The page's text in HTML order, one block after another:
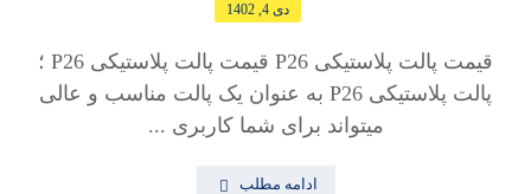
دی 4, 1402
قیمت پالت پلاستیکی P26 قیمت پالت پلاستیکی P26 ؛
پالت پلاستیکی P26 به عنوان یک پالت مناسب و عالی
میتواند برای شما کاربری ...
ادامه مطلب